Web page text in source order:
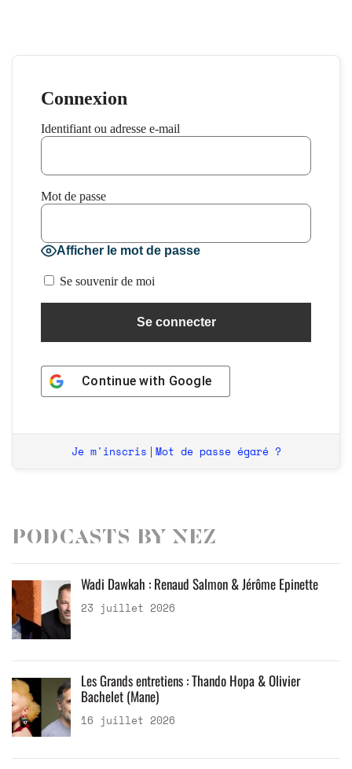
Connexion
Identifiant ou adresse e-mail
Mot de passe
Afficher le mot de passe
Se souvenir de moi
Continue with Google
Je m'inscris | Mot de passe égaré ?
Podcasts by Nez
Wadi Dawkah : Renaud Salmon & Jérôme Epinette
23 juillet 2026
Les Grands entretiens : Thando Hopa & Olivier
Bachelet (Mane)
16 juillet 2026